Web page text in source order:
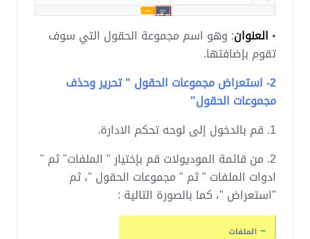
•العنوان: وهو اسم مجموعة الحقول التي سوف
تقوم بإضافتها.
2- استعراض مجموعات الحقول "
تحرير وحذف
مجموعات الحقول"
1. قم بالدخول إلى لوحه تحكم الادارة.
2. من قائمة الموديولات قم بإختيار " الملفات" ثم "
ادوات الملفات " ثم " مجموعات الحقول "، ثم
"استعراض "، كما بالصورة التالية :